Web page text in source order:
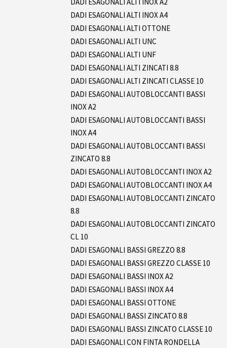
DADI ESAGONALI ALTI INOX A4
DADI ESAGONALI ALTI OTTONE
DADI ESAGONALI ALTI UNC
DADI ESAGONALI ALTI UNF
DADI ESAGONALI ALTI ZINCATI 8.8
DADI ESAGONALI ALTI ZINCATI CLASSE 10
DADI ESAGONALI AUTOBLOCCANTI BASSI
INOX A2
DADI ESAGONALI AUTOBLOCCANTI BASSI
INOX A4
DADI ESAGONALI AUTOBLOCCANTI BASSI
ZINCATO 8.8
DADI ESAGONALI AUTOBLOCCANTI INOX A2
DADI ESAGONALI AUTOBLOCCANTI INOX A4
DADI ESAGONALI AUTOBLOCCANTI ZINCATO
8.8
DADI ESAGONALI AUTOBLOCCANTI ZINCATO
CL 10
DADI ESAGONALI BASSI GREZZO 8.8
DADI ESAGONALI BASSI GREZZO CLASSE 10
DADI ESAGONALI BASSI INOX A2
DADI ESAGONALI BASSI INOX A4
DADI ESAGONALI BASSI OTTONE
DADI ESAGONALI BASSI ZINCATO 8.8
DADI ESAGONALI BASSI ZINCATO CLASSE 10
DADI ESAGONALI CON FINTA RONDELLA